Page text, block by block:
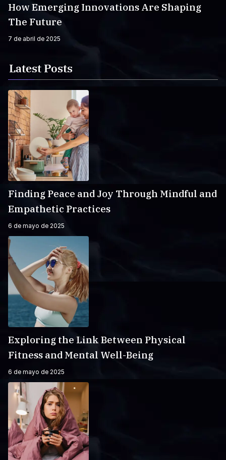
How Emerging Innovations Are Shaping
The Future
7 de abril de 2025
Latest Posts
Finding Peace and Joy Through Mindful and
Empathetic Practices
6 de mayo de 2025
Exploring the Link Between Physical
Fitness and Mental Well-Being
6 de mayo de 2025